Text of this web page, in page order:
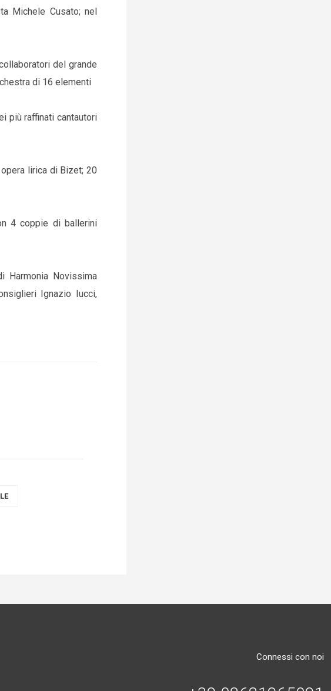
Michele Cusato; nel
del grande
di 16 elementi
più raffinati cantautori
lirica di Bizet; 20
4 coppie di ballerini
Harmonia Novissima
Ignazio Iucci,
Connessi con noi